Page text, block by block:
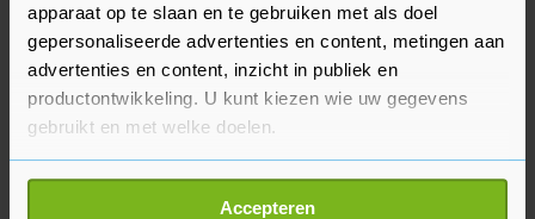
apparaat op te slaan en te gebruiken met als doel
gepersonaliseerde advertenties en content, metingen aan
advertenties en content, inzicht in publiek en
productontwikkeling. U kunt kiezen wie uw gegevens
gebruikt en met welke doelen.
Als u het toestaat, willen we ook graag:
Accepteren
Terneuzen.
Op de laatste dag van de Boekenweek is
journalist Oscar Garschagen, tegenwoordig
woonachtig in Grijpskerke, te gast in de
Kloveniersdoelen. De oud-correspondent in China
voor NRC vertelt hij over ‘het dubbel gezicht van